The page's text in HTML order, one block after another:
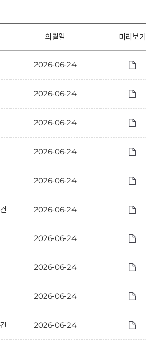
의결일 미리보기
2026-06-24
2026-06-24
2026-06-24
2026-06-24
2026-06-24
2026-06-24
2026-06-24
2026-06-24
2026-06-24
2026-06-24